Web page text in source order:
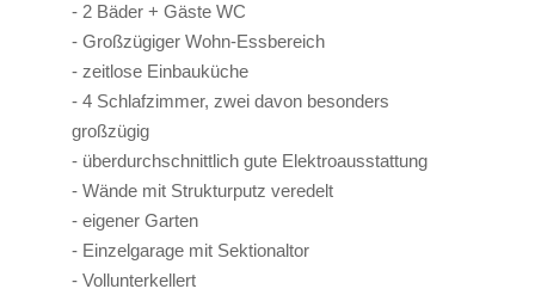
- 2 Bäder + Gäste WC
- Großzügiger Wohn-Essbereich
- zeitlose Einbauküche
- 4 Schlafzimmer, zwei davon besonders
großzügig
- überdurchschnittlich gute Elektroausstattung
- Wände mit Strukturputz veredelt
- eigener Garten
- Einzelgarage mit Sektionaltor
- Vollunterkellert